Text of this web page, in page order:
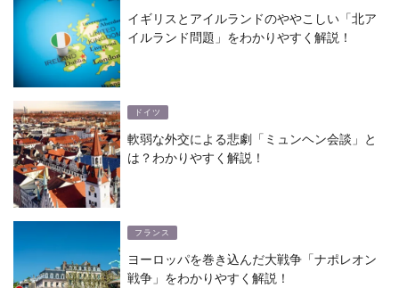
イギリスとアイルランドのややこしい「北ア
イルランド問題」をわかりやすく解説！
ドイツ
軟弱な外交による悲劇「ミュンヘン会談」と
は？わかりやすく解説！
フランス
ヨーロッパを巻き込んだ大戦争「ナポレオン
戦争」をわかりやすく解説！